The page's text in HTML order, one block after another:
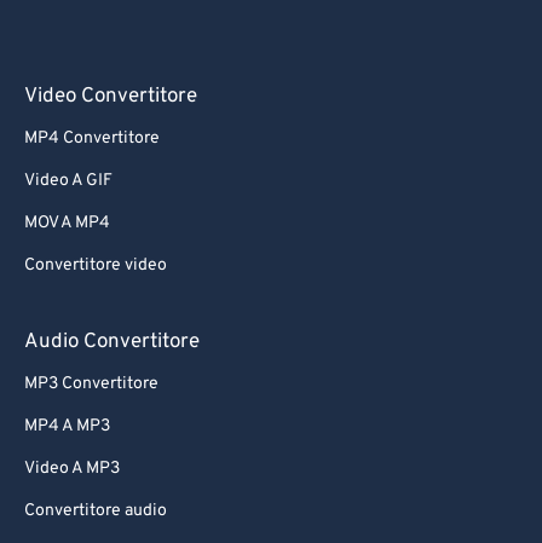
Video Convertitore
MP4 Convertitore
Video A GIF
MOV A MP4
Convertitore video
Audio Convertitore
MP3 Convertitore
MP4 A MP3
Video A MP3
Convertitore audio